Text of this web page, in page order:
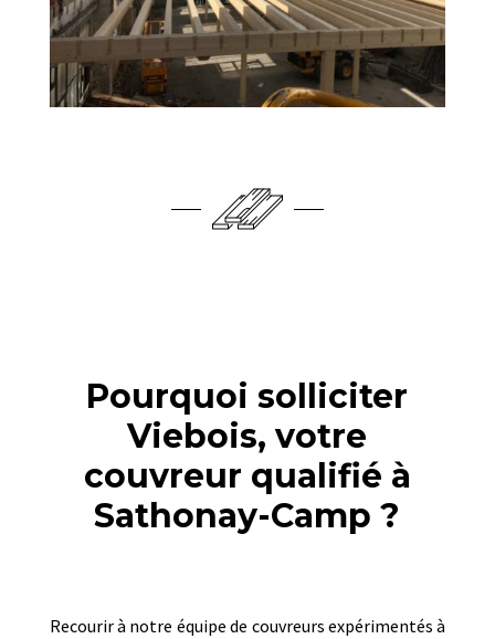
Pourquoi solliciter
Viebois, votre
couvreur qualifié à
Sathonay-Camp ?
Recourir à notre équipe de couvreurs expérimentés à